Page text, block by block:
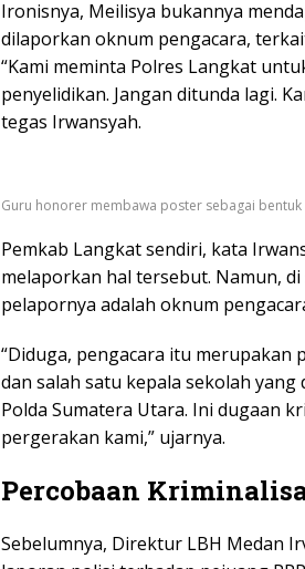
Ironisnya, Meilisya bukannya
dilaporkan oknum pengacara,
“Kami meminta Polres Langkat
penyelidikan. Jangan ditunda lagi.
tegas Irwansyah.
Guru honorer membawa poster sebagai
Pemkab Langkat sendiri, kata
melaporkan hal tersebut. Namun,
pelapornya adalah oknum
“Diduga, pengacara itu merupakan
dan salah satu kepala sekolah
Polda Sumatera Utara. Ini dugaan
pergerakan kami,” ujarnya.
Percobaan
Sebelumnya, Direktur LBH Medan